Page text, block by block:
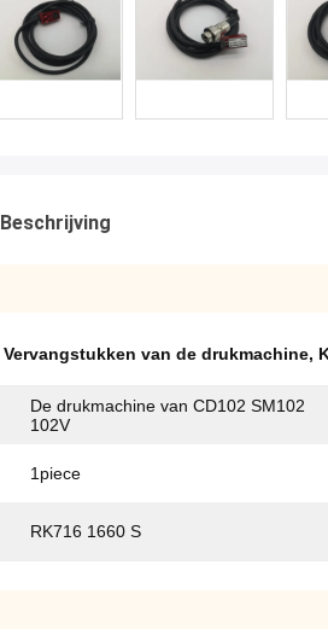
Beschrijving
Vervangstukken van de drukmachine,
De drukmachine van CD102 SM102
102V
1piece
RK716 1660 S